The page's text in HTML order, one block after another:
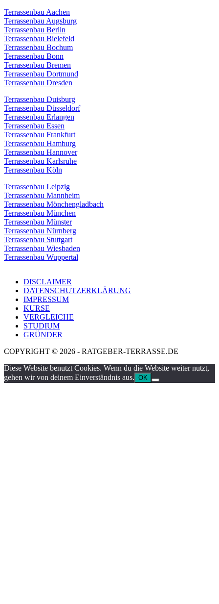
Terrassenbau Aachen
Terrassenbau Augsburg
Terrassenbau Berlin
Terrassenbau Bielefeld
Terrassenbau Bochum
Terrassenbau Bonn
Terrassenbau Bremen
Terrassenbau Dortmund
Terrassenbau Dresden
Terrassenbau Duisburg
Terrassenbau Düsseldorf
Terrassenbau Erlangen
Terrassenbau Essen
Terrassenbau Frankfurt
Terrassenbau Hamburg
Terrassenbau Hannover
Terrassenbau Karlsruhe
Terrassenbau Köln
Terrassenbau Leipzig
Terrassenbau Mannheim
Terrassenbau Mönchengladbach
Terrassenbau München
Terrassenbau Münster
Terrassenbau Nürnberg
Terrassenbau Stuttgart
Terrassenbau Wiesbaden
Terrassenbau Wuppertal
DISCLAIMER
DATENSCHUTZERKLÄRUNG
IMPRESSUM
KURSE
VERGLEICHE
STUDIUM
GRÜNDER
COPYRIGHT © 2026 - RATGEBER-TERRASSE.DE
Diese Website benutzt Cookies. Wenn du die Website weiter nutzt,
gehen wir von deinem Einverständnis aus. OK